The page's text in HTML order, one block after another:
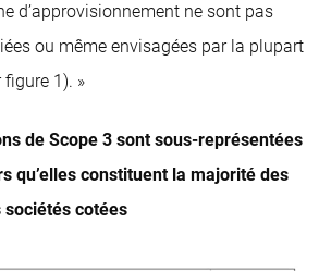
d’approvisionnement ne sont pas
ou même envisagées par la plupart
1). »
de Scope 3 sont sous-représentées
qu’elles constituent la majorité des
cotées